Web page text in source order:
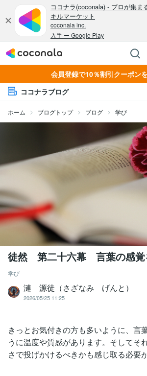
会員登録で10％割引クーポン
ココナラブログ
ホーム ブログトップ ブログ 学び
徒然 第二十六幕 言葉の感覚
学び
漣 源徒（さざなみ げんと）
2026/05/25 11:25
きっとお気付きの方も多いように、言
うに温度や質感があります。そしてそ
さで投げかけるべきかも感じ取る必要